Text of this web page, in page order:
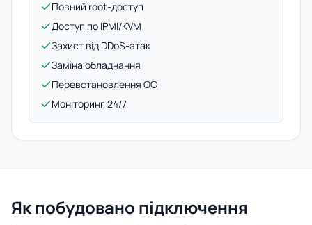
Повний root-доступ
Доступ по IPMI/KVM
Захист від DDoS-атак
Заміна обладнання
Перевстановлення ОС
Моніторинг 24/7
Як побудовано підключення